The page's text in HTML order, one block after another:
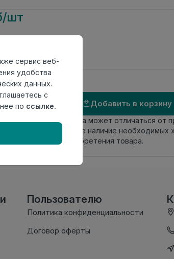
шт
ПВХ
2 шт
Добавить в корзину
Внешний вид товара может отличаться от
сайте. Проверяйте наличие необходимых
в момент приобретения товара.
Пользователю
Политика конфиденциальности
Договор оферты
сервис веб-
удобства
данных.
с
по ссылке.